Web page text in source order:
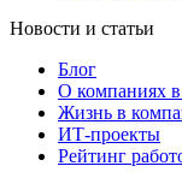
Новости и статьи
Блог
О компаниях
Жизнь в
ИТ-проекты
Рейтинг